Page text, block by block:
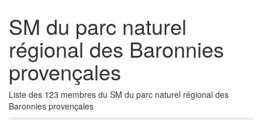
SM du parc naturel
régional des Baronnies
provençales
Liste des 123 membres du SM du parc naturel régional des
Baronnies provençales